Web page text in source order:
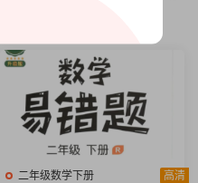
二年级数学下册 高清